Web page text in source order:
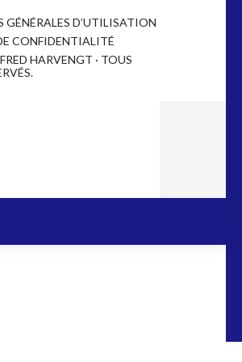
D’UTILISATION
CONFIDENTIALITÉ
HARVENGT · TOUS